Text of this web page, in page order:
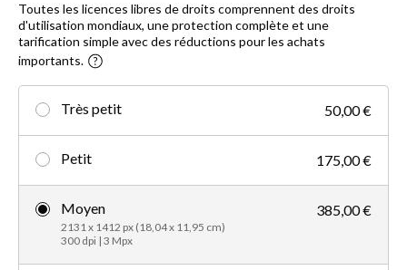
Toutes les licences libres de droits comprennent des droits
d'utilisation mondiaux, une protection complète et une
tarification simple avec des réductions pour les achats
importants.
Très petit 50,00 €
Petit 175,00 €
Moyen
2131 x 1412 px (18,04 x 11,95 cm)
300 dpi | 3 Mpx
385,00 €